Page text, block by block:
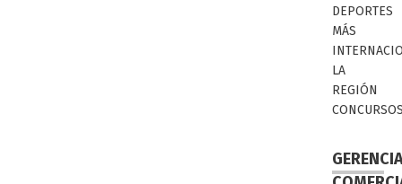
DEPORTES
MÁS
LA
REGIÓN